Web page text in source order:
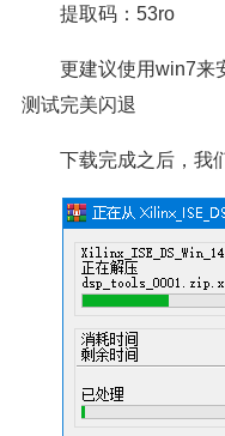
提取码：53ro
更建议使用win7来
测试完美闪退
下载完成之后，我